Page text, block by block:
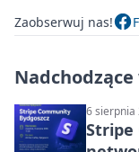
Zaobserwuj nas!
6 sierpnia
Stripe